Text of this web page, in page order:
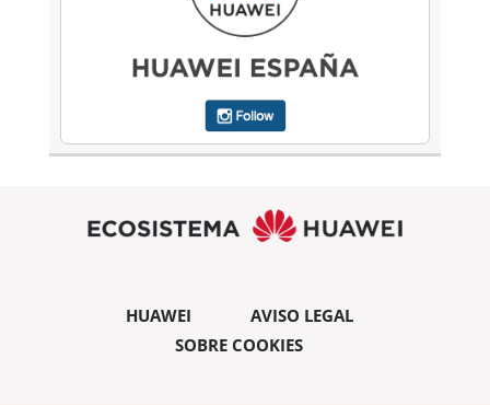
HUAWEI
AVISO LEGAL
SOBRE COOKIES